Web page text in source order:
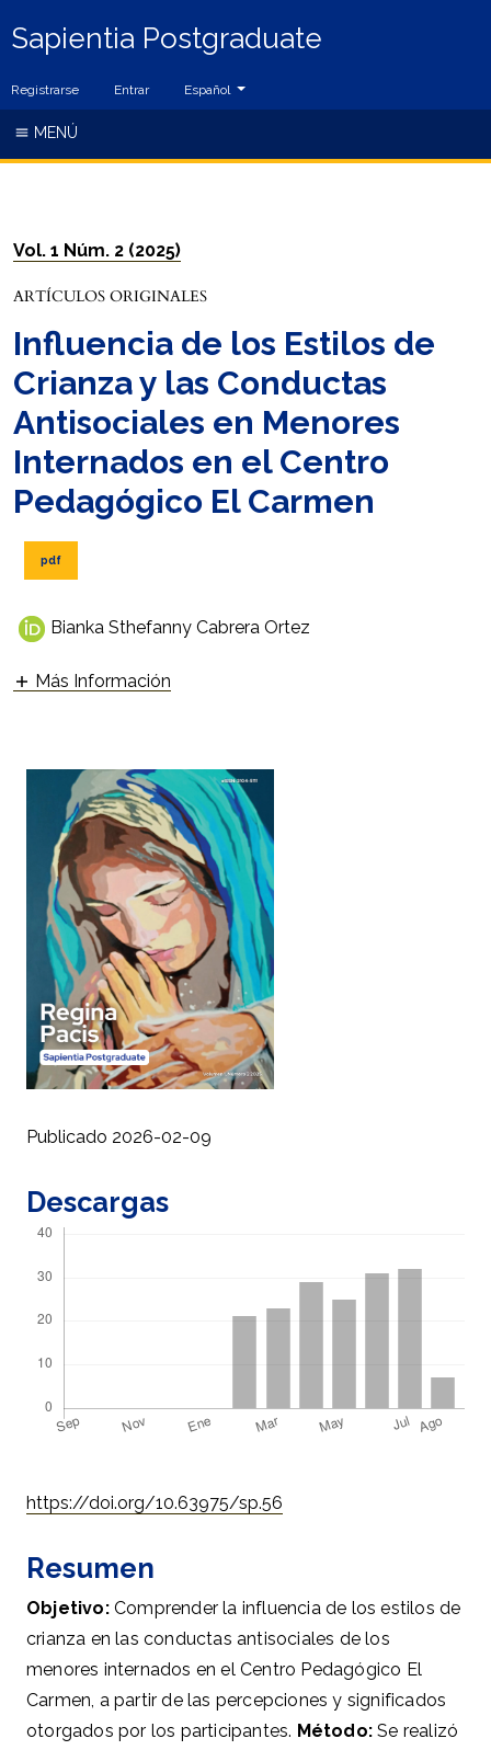
Sapientia Postgraduate
Registrarse Entrar Cambiar el idioma. El idioma actual es:
Español
MENÚ
Vol. 1 Núm. 2 (2025)
ARTÍCULOS ORIGINALES
Influencia de los Estilos de
Crianza y las Conductas
Antisociales en Menores
Internados en el Centro
Pedagógico El Carmen
pdf
Bianka Sthefanny Cabrera Ortez
Más Información
Publicado 2026-02-09
https://doi.org/10.63975/sp.56
Descargas
Resumen
Objetivo: Comprender la influencia de los estilos de
crianza en las conductas antisociales de los
menores internados en el Centro Pedagógico El
Carmen, a partir de las percepciones y significados
otorgados por los participantes. Método:Se realizó